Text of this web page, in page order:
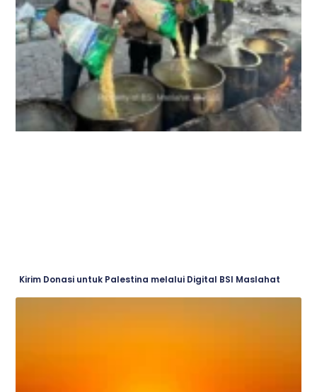
Kirim Donasi untuk Palestina melalui Digital BSI Maslahat